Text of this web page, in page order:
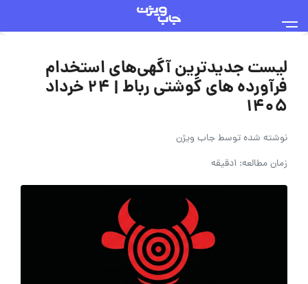
لیست جدیدترین آگهی‌های استخدام
فرآورده های گوشتی رباط | ۲۴ خرداد
۱۴۰۵
نوشته شده توسطجاب ویژن
زمان مطالعه: 1دقیقه